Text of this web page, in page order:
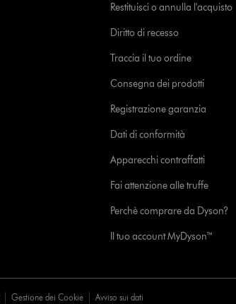
Restituisci o annulla l'acquisto
Diritto di recesso
Traccia il tuo ordine
Consegna dei prodotti
Registrazione garanzia
Dati di conformità
Apparecchi contraffatti
Fai attenzione alle truffe
Perchè comprare da Dyson?
Il tuo account MyDyson™
Gestione dei Cookie Avviso sui dati